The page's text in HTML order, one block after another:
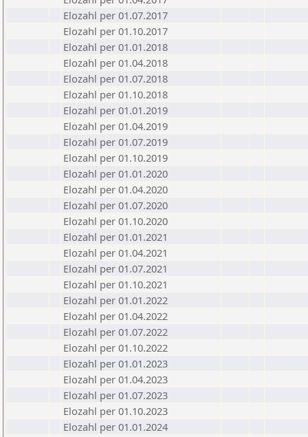
Elozahl per 01.07.2017
Elozahl per 01.10.2017
Elozahl per 01.01.2018
Elozahl per 01.04.2018
Elozahl per 01.07.2018
Elozahl per 01.10.2018
Elozahl per 01.01.2019
Elozahl per 01.04.2019
Elozahl per 01.07.2019
Elozahl per 01.10.2019
Elozahl per 01.01.2020
Elozahl per 01.04.2020
Elozahl per 01.07.2020
Elozahl per 01.10.2020
Elozahl per 01.01.2021
Elozahl per 01.04.2021
Elozahl per 01.07.2021
Elozahl per 01.10.2021
Elozahl per 01.01.2022
Elozahl per 01.04.2022
Elozahl per 01.07.2022
Elozahl per 01.10.2022
Elozahl per 01.01.2023
Elozahl per 01.04.2023
Elozahl per 01.07.2023
Elozahl per 01.10.2023
Elozahl per 01.01.2024